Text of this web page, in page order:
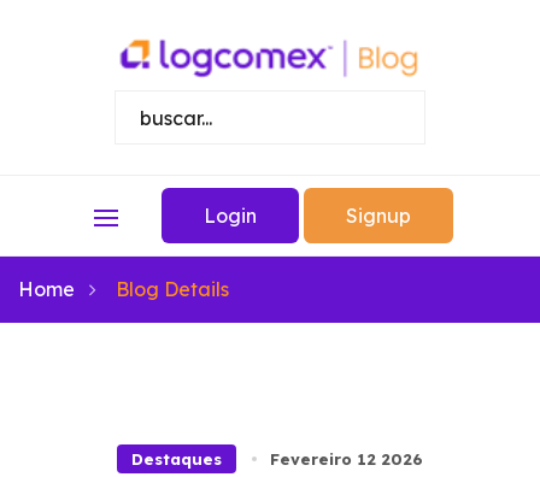
Login Signup
Home Blog Details
Destaques Fevereiro 12 2026